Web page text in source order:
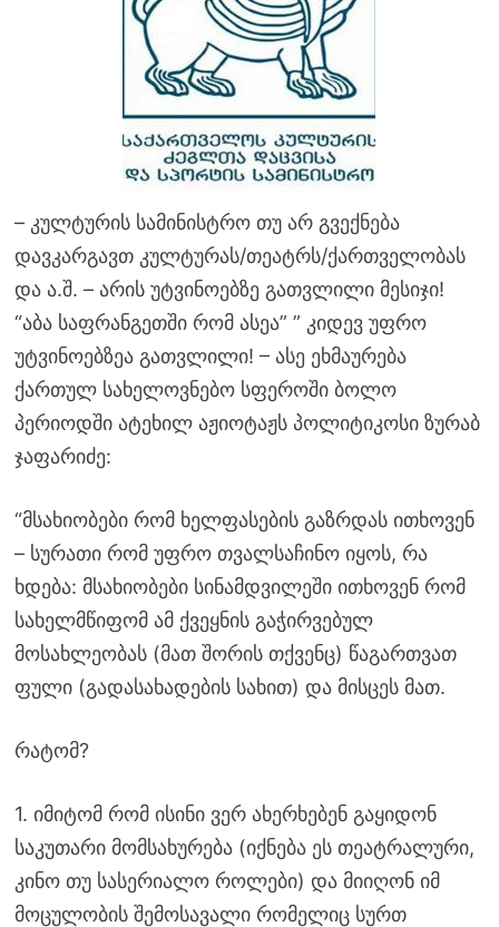
– კულტურის სამინისტრო თუ არ გვექნება
დავკარგავთ კულტურას/თეატრს/ქართველობას
და ა.შ. – არის უტვინოებზე გათვლილი მესიჯი!
“აბა საფრანგეთში რომ ასეა” ” კიდევ უფრო
უტვინოებზეა გათვლილი! – ასე ეხმაურება
ქართულ სახელოვნებო სფეროში ბოლო
პერიოდში ატეხილ აჟიოტაჟს პოლიტიკოსი ზურაბ
ჯაფარიძე:
“მსახიობები რომ ხელფასების გაზრდას ითხოვენ
– სურათი რომ უფრო თვალსაჩინო იყოს, რა
ხდება: მსახიობები სინამდვილეში ითხოვენ რომ
სახელმწიფომ ამ ქვეყნის გაჭირვებულ
მოსახლეობას (მათ შორის თქვენც) წაგართვათ
ფული (გადასახადების სახით) და მისცეს მათ.
რატომ?
1. იმიტომ რომ ისინი ვერ ახერხებენ გაყიდონ
საკუთარი მომსახურება (იქნება ეს თეატრალური,
კინო თუ სასერიალო როლები) და მიიღონ იმ
მოცულობის შემოსავალი რომელიც სურთ